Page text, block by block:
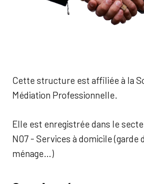
Cette structure est affiliée à la
Médiation Professionnelle.
Elle est enregistrée dans le
N07 - Services à domicile (garde
ménage…)